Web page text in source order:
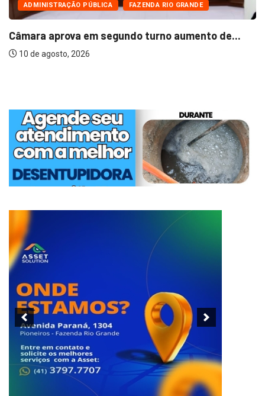
ADMINISTRAÇÃO PÚBLICA FAZENDA RIO GRANDE
Câmara aprova em segundo turno aumento de...
10 de agosto, 2026